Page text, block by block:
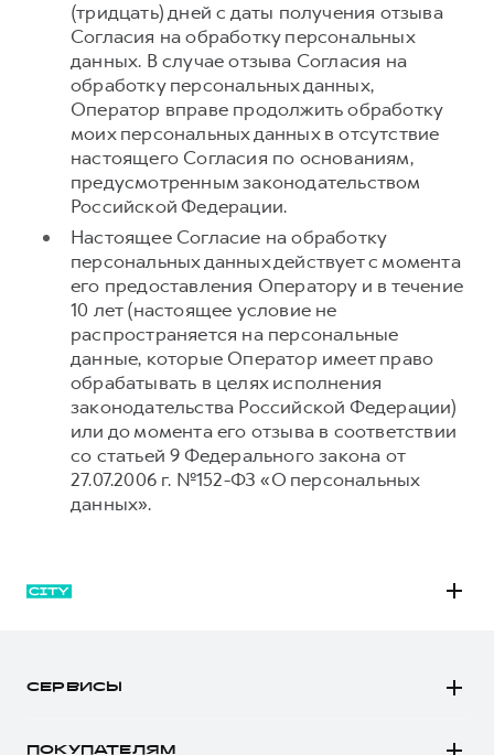
(тридцать) дней с даты получения отзыва
Согласия на обработку персональных
данных. В случае отзыва Согласия на
обработку персональных данных,
Оператор вправе продолжить обработку
моих персональных данных в отсутствие
настоящего Согласия по основаниям,
предусмотренным законодательством
Российской Федерации.
Настоящее Согласие на обработку
персональных данных действует с момента
его предоставления Оператору и в течение
10 лет (настоящее условие не
распространяется на персональные
данные, которые Оператор имеет право
обрабатывать в целях исполнения
законодательства Российской Федерации)
или до момента его отзыва в соответствии
со статьей 9 Федерального закона от
27.07.2006 г. №152-ФЗ «О персональных
данных».
СЕРВИСЫ
ПОКУПАТЕЛЯМ